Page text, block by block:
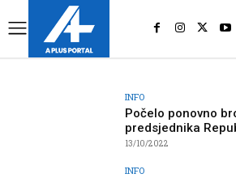
INFO
Počelo ponovno
predsjednika
13/10/2022
INFO